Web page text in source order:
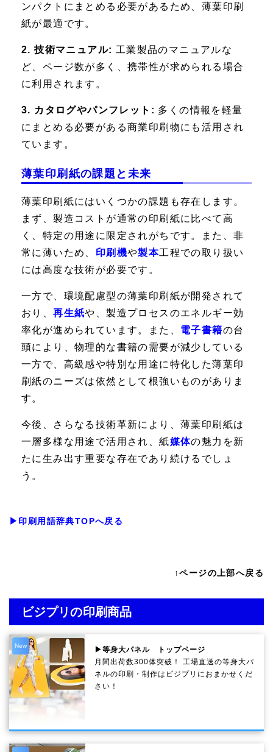
ンパクトにまとめる必要があるため、薄葉印刷
紙が最適です。
2. 技術マニュアル: 工業製品のマニュアルな
ど、ページ数が多く、携帯性が求められる場合
に利用されます。
3. カタログやパンフレット: 多くの情報を軽量
にまとめる必要がある商業印刷物にも活用され
ています。
薄葉印刷紙の課題と未来
薄葉印刷紙にはいくつかの課題も存在します。
まず、製造コストが通常の印刷紙に比べて高
く、特定の用途に限定されがちです。また、非
常に薄いため、 印刷機や製本工程での取り扱い
には高度な技術が必要です。
一方で、環境配慮型の薄葉印刷紙が開発されて
おり、再生紙や、製造プロセスのエネルギー効
率化が進められています。また、 電子書籍の台
頭により、物理的な書籍の需要が減少している
一方で、高級感や特別な用途に特化した薄葉印
刷紙のニーズは依然として根強いものがありま
す。
今後、さらなる技術革新により、薄葉印刷紙は
一層多様な用途で活用され、紙媒体の魅力を新
たに生み出す重要な存在であり続けるでしょ
う。
▶印刷用語辞典TOPへ戻る
↑ページの上部へ戻る
ビジプリの印刷商品
New
▶等身大パネル トップページ
月間出荷数300体突破！ 工場直送の等身大パ
ネルの印刷・制作は ビジプリ におまかせくだ
さい！